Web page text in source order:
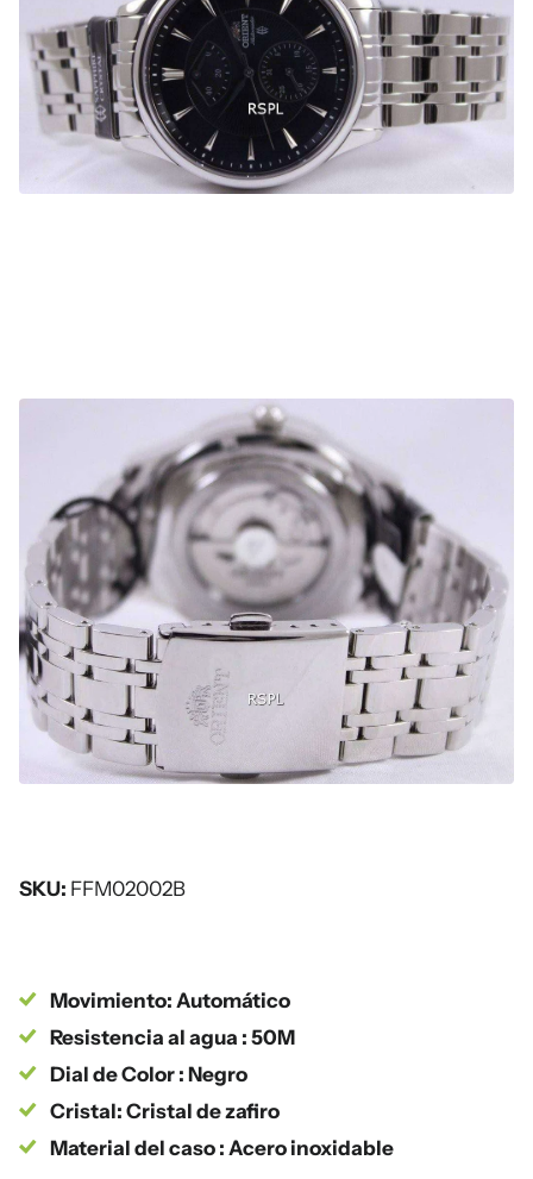
SKU: FFM02002B
Movimiento: Automático
Resistencia al agua : 50M
Dial de Color : Negro
Cristal: Cristal de zafiro
Material del caso : Acero inoxidable